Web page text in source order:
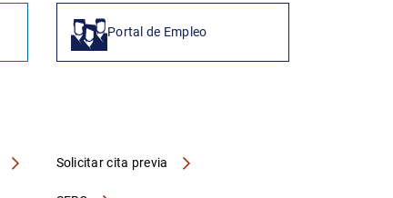
Portal de Empleo
Solicitar cita previa